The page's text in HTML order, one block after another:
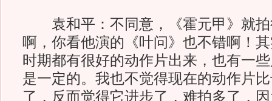
袁和平：不同意，《霍元甲》就拍
啊，你看他演的《叶问》也不错啊！
时期都有很好的动作片出来，也有一
是一定的。我也不觉得现在的动作片
了，反而觉得它进步了，难拍多了，